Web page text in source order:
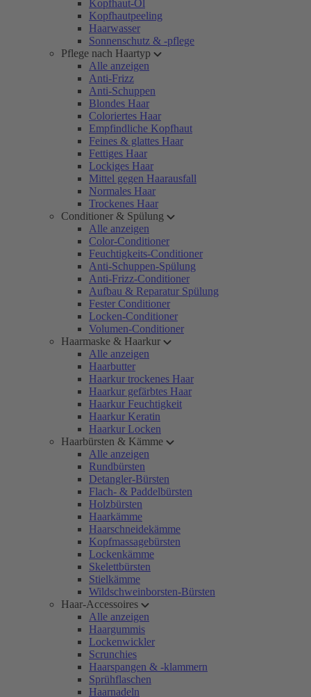
Kopfhaut-Öl
Kopfhautpeeling
Haarwasser
Sonnenschutz & -pflege
Pflege nach Haartyp
Alle anzeigen
Anti-Frizz
Anti-Schuppen
Blondes Haar
Coloriertes Haar
Empfindliche Kopfhaut
Feines & glattes Haar
Fettiges Haar
Lockiges Haar
Mittel gegen Haarausfall
Normales Haar
Trockenes Haar
Conditioner & Spülung
Alle anzeigen
Color-Conditioner
Feuchtigkeits-Conditioner
Anti-Schuppen-Spülung
Anti-Frizz-Conditioner
Aufbau & Reparatur Spülung
Fester Conditioner
Locken-Conditioner
Volumen-Conditioner
Haarmaske & Haarkur
Alle anzeigen
Haarbutter
Haarkur trockenes Haar
Haarkur gefärbtes Haar
Haarkur Feuchtigkeit
Haarkur Keratin
Haarkur Locken
Haarbürsten & Kämme
Alle anzeigen
Rundbürsten
Detangler-Bürsten
Flach- & Paddelbürsten
Holzbürsten
Haarkämme
Haarschneidekämme
Kopfmassagebürsten
Lockenkämme
Skelettbürsten
Stielkämme
Wildschweinborsten-Bürsten
Haar-Accessoires
Alle anzeigen
Haargummis
Lockenwickler
Scrunchies
Haarspangen & -klammern
Sprühflaschen
Haarnadeln